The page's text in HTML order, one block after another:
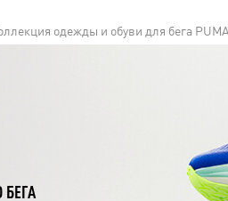
одежды и обуви для бега